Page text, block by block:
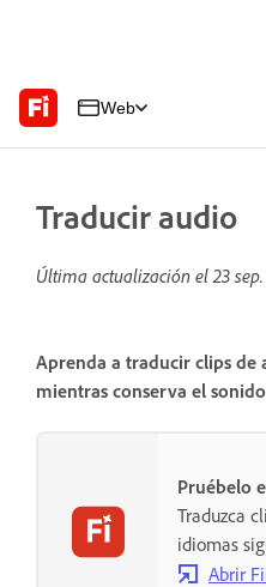
Web
Traducir audio
Última actualización el23
Aprenda a traducir clips de
mientras conserva el
Pruébelo
Traduzca
idiomas
Abrir